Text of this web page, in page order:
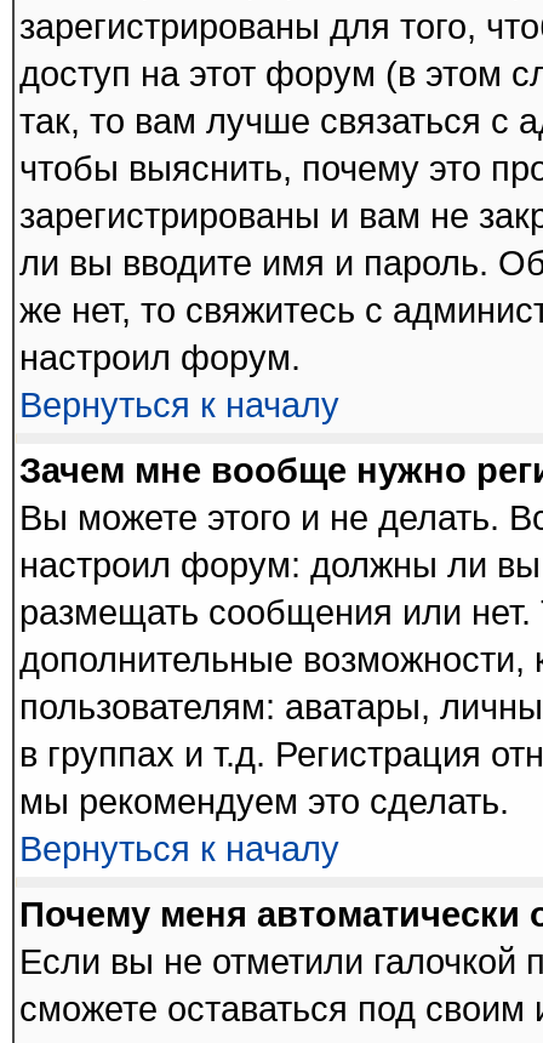
зарегистрированы для того,
доступ на этот форум (в этом
так, то вам лучше связаться с
чтобы выяснить, почему это
зарегистрированы и вам не
ли вы вводите имя и пароль.
же нет, то свяжитесь с
настроил форум.
Вернуться к началу
Зачем мне вообще нужно
Вы можете этого и не делать.
настроил форум: должны ли вы
размещать сообщения или
дополнительные
пользователям: аватары,
в группах и т.д. Регистрация
мы рекомендуем это сделать.
Вернуться к началу
Почему меня автоматически
Если вы не отметили галочкой
сможете оставаться под